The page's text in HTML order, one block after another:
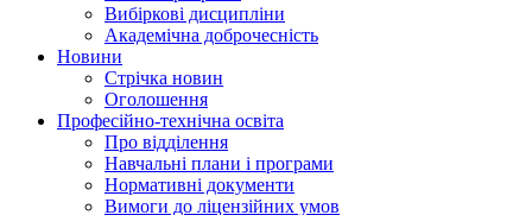
Вибiрковi дисциплiни
Академічна доброчесність
Новини
Стрічка новин
Оголошення
Професійно-технічна освіта
Про відділення
Навчальні плани і програми
Нормативнi документи
Вимоги до ліцензійних умов